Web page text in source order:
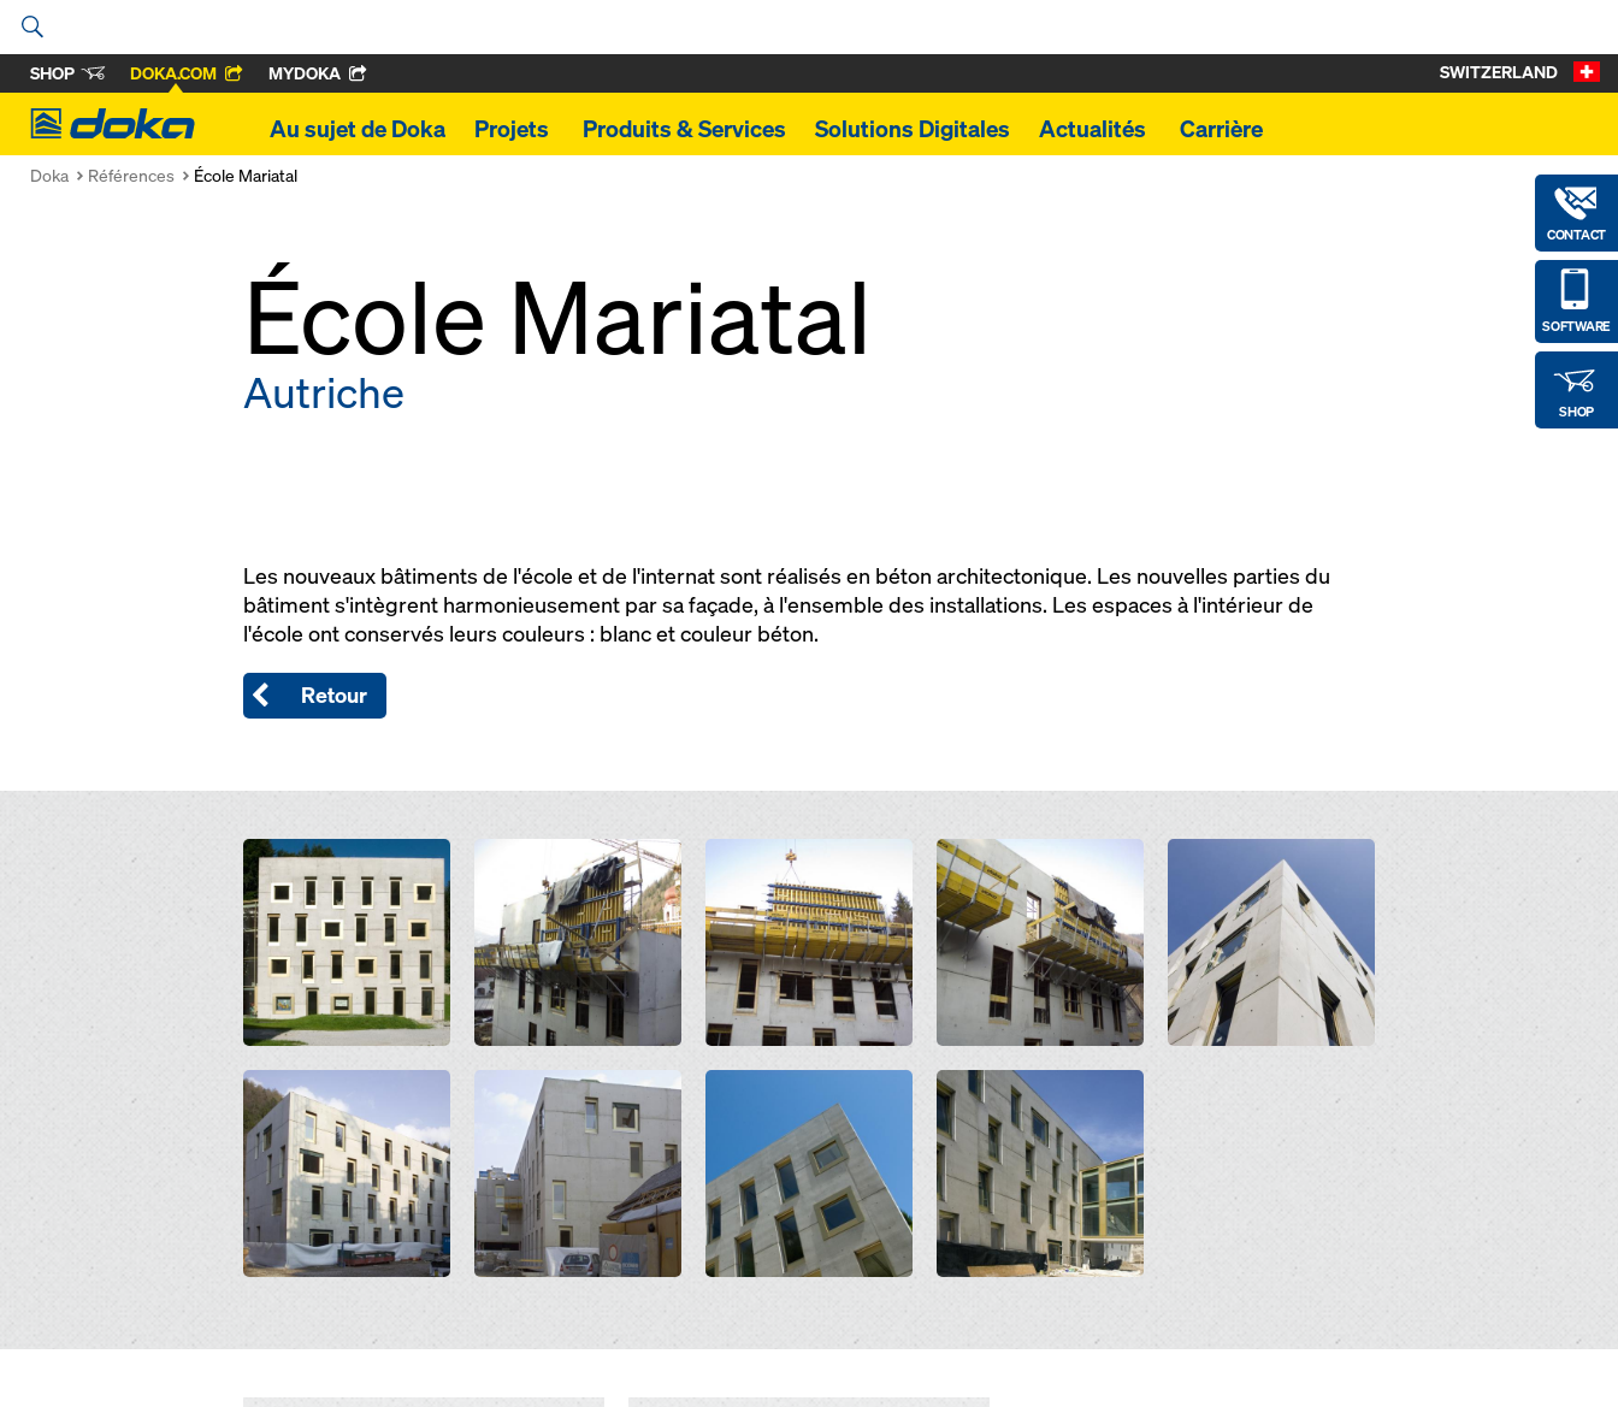
SHOP DOKA.COM MYDOKA
Doka
Au sujet de Doka Projets Produits & Services Solutions Digitales Actualités Carrière
CONTACT
SOFTWARE
SHOP
SWITZERLAND
Doka Références École Mariatal
École Mariatal
Autriche
Les nouveaux bâtiments de l'école et de l'internat sont réalisés en béton architectonique. Les nouvelles parties du
bâtiment s'intègrent harmonieusement par sa façade, à l'ensemble des installations. Les espaces à l'intérieur de
l'école ont conservés leurs couleurs : blanc et couleur béton.
Retour
Open Open Open
Open Open Open